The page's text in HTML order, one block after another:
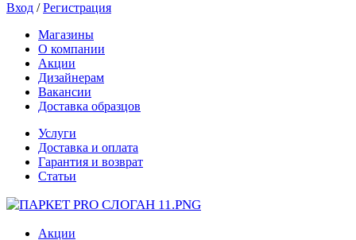
Вход /Регистрация
Магазины
О компании
Акции
Дизайнерам
Вакансии
Доставка образцов
Услуги
Доставка и оплата
Гарантия и возврат
Статьи
Акции